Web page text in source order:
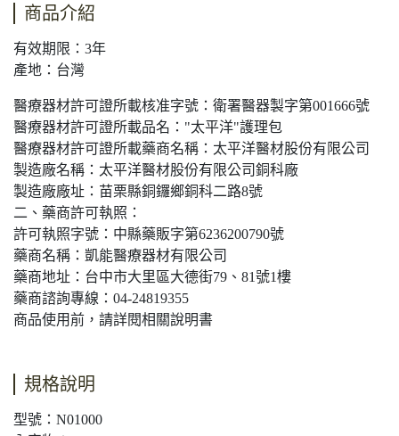
商品介紹
有效期限：3年
產地：台灣
醫療器材許可證所載核准字號：衛署醫器製字第001666號
醫療器材許可證所載品名："太平洋"護理包
醫療器材許可證所載藥商名稱：太平洋醫材股份有限公司
製造廠名稱：太平洋醫材股份有限公司銅科廠
製造廠廠址：苗栗縣銅鑼鄉銅科二路8號
二、藥商許可執照：
許可執照字號：中縣藥販字第6236200790號
藥商名稱：凱能醫療器材有限公司
藥商地址：台中市大里區大德街79、81號1樓
藥商諮詢專線：04-24819355
商品使用前，請詳閱相關說明書
規格說明
型號：N01000